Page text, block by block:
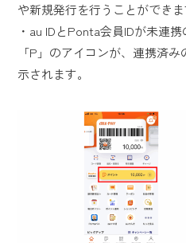
や新規発行を行うことができま
・au IDとPonta会員IDが未連
「P」のアイコンが、連携済
示されます。